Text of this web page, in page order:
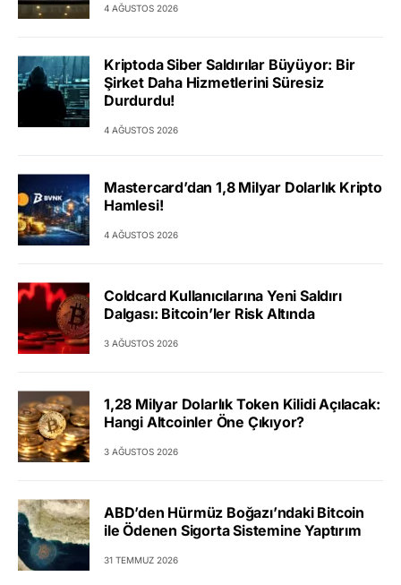
4 AĞUSTOS 2026
Kriptoda Siber Saldırılar Büyüyor: Bir
Şirket Daha Hizmetlerini Süresiz
Durdurdu!
4 AĞUSTOS 2026
Mastercard’dan 1,8 Milyar Dolarlık Kripto
Hamlesi!
4 AĞUSTOS 2026
Coldcard Kullanıcılarına Yeni Saldırı
Dalgası: Bitcoin’ler Risk Altında
3 AĞUSTOS 2026
1,28 Milyar Dolarlık Token Kilidi Açılacak:
Hangi Altcoinler Öne Çıkıyor?
3 AĞUSTOS 2026
ABD’den Hürmüz Boğazı’ndaki Bitcoin
ile Ödenen Sigorta Sistemine Yaptırım
31 TEMMUZ 2026